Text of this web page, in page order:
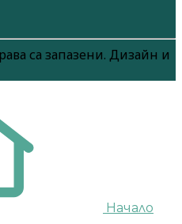
са запазени. Дизайн и
Начало